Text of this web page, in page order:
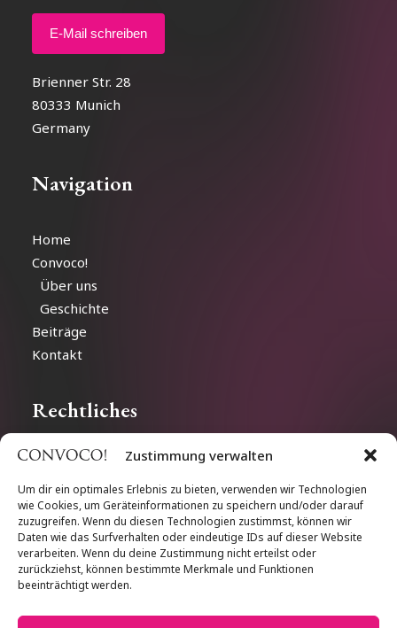
Zustimmung verwalten
Um dir ein optimales Erlebnis zu bieten, verwenden wir Technologien
wie Cookies, um Geräteinformationen zu speichern und/oder darauf
zuzugreifen. Wenn du diesen Technologien zustimmst, können wir
Daten wie das Surfverhalten oder eindeutige IDs auf dieser Website
verarbeiten. Wenn du deine Zustimmung nicht erteilst oder
zurückziehst, können bestimmte Merkmale und Funktionen
beeinträchtigt werden.
E-Mail schreiben
Brienner Str. 28
80333 Munich
Germany
Navigation
Home
Convoco!
Über uns
Geschichte
Beiträge
Kontakt
Rechtliches
Impressum
Datenschutz
Cookie-Richtlinien
Follow us